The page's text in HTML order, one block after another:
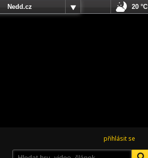
přihlásit se
Nedd.cz
20 °C